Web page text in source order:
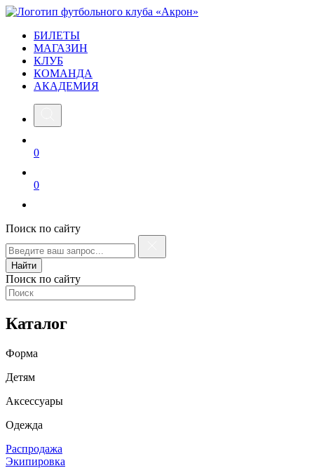
БИЛЕТЫ
МАГАЗИН
КЛУБ
КОМАНДА
АКАДЕМИЯ
0
0
Поиск по сайту
Найти
Поиск по сайту
Каталог
Форма
Детям
Аксессуары
Одежда
Распродажа
Экипировка